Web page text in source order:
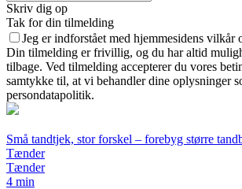
Skriv dig op
Tak for din tilmelding
Jeg er indforstået med hjemmesidens vilkår
Din tilmelding er frivillig, og du har altid
tilbage. Ved tilmelding accepterer du vores
samtykke til, at vi behandler dine oplysninger
persondatapolitik.
Små tandtjek, stor forskel – forebyg større
Tænder
Tænder
4 min